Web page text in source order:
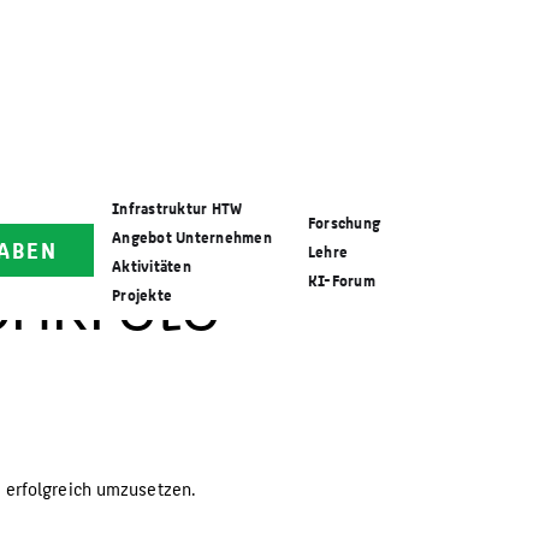
Infrastruktur HTW
Angebot Unternehmen
Aktivitäten
Projekte
Forschung
Lehre
KI-Forum
umzusetzen.